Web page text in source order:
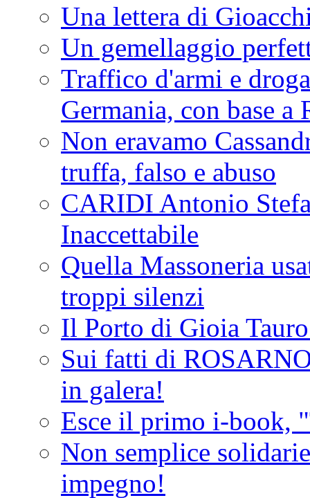
Una lettera di
Un gemellaggio
Traffico d'armi e
Germania, con base a
Non eravamo
truffa, falso e abuso
CARIDI Antonio
Inaccettabile
Quella Massoneria
troppi silenzi
Il Porto di Gioia
Sui fatti di
in galera!
Esce il primo i-book,
Non semplice
impegno!